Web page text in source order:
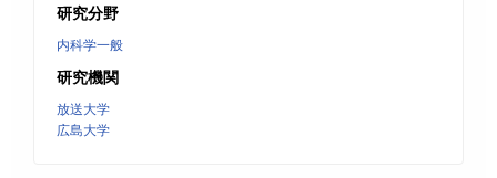
研究分野
内科学一般
研究機関
放送大学
広島大学